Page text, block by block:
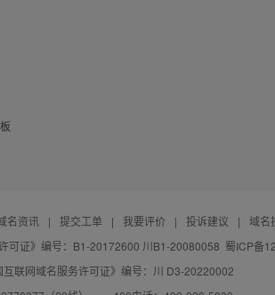
名资讯 | 提交工单 | 我要评价 | 投诉建议 |
域名
可证》编号：B1-20172600 川B1-20080058 蜀ICP备
互联网域名服务许可证》编号：川 D3-20220002